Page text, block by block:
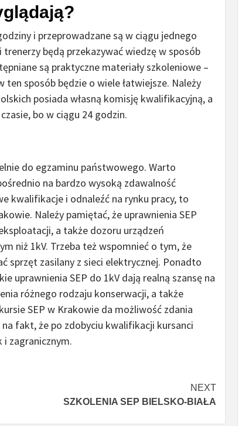
i przeprowadzane są w ciągu jednego
będą przekazywać wiedzę w sposób
są praktyczne materiały szkoleniowe –
sposób będzie o wiele łatwiejsze. Należy
posiada własną komisję kwalifikacyjną, a
bo w ciągu 24 godzin.
do egzaminu państwowego. Warto
na bardzo wysoką zdawalność
kwalifikacje i odnaleźć na rynku pracy, to
Należy pamiętać, że uprawnienia SEP
a także dozoru urządzeń
niż 1kV. Trzeba też wspomnieć o tym, że
sprzęt zasilany z sieci elektrycznej. Ponadto
uprawnienia SEP do 1kV dają realną szansę na
różnego rodzaju konserwacji, a także
SEP w Krakowie da możliwość zdania
fakt, że po zdobyciu kwalifikacji kursanci
i zagranicznym.
NEXT
SZKOLENIA SEP BIELSKO-BIAŁA